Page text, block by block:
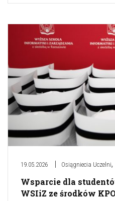
19.05.2026 Osiągniecia Uczelni,
Wsparcie dla
WSIiZ ze środków